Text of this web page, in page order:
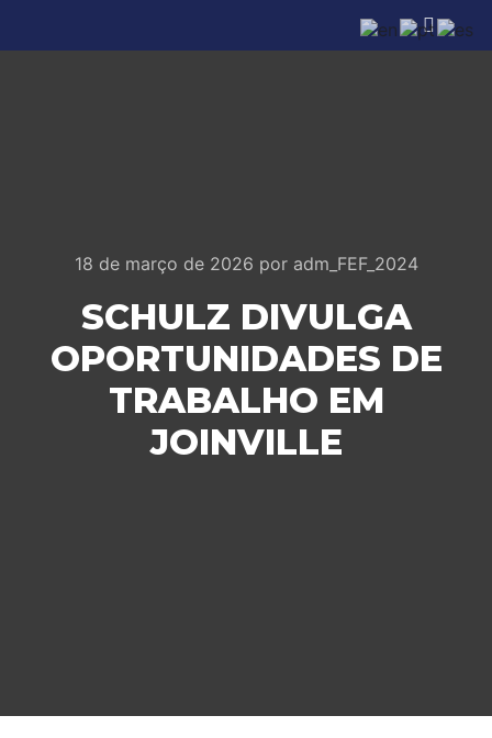
18 de março de 2026 por adm_FEF_2024
SCHULZ DIVULGA
OPORTUNIDADES DE
TRABALHO EM
JOINVILLE